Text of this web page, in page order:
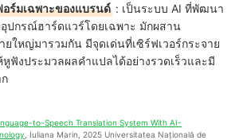
ร์มเฉพาะของแบรนด์ : เป็นระบบ AI ที่พัฒนา
ปกรณ์ฮาร์ดแวร์โดยเฉพาะ มักผสาน
ยใหญ่มารวมกัน มีจุดเด่นที่เซิร์ฟเวอร์กระจาย
ฟังประมวลผลคำแปลได้อย่างรวดเร็วและมี
to-Speech Translation System With AI-
, Iuliana Marin, 2025 Universitatea Națională de